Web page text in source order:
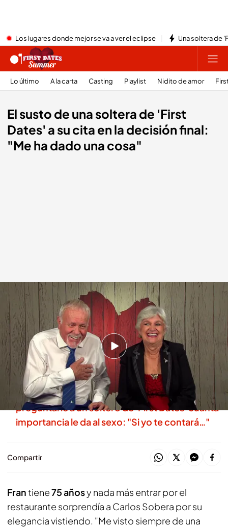
Los lugares donde mejor se va a ver el eclipse Una soltera de
Lo último A la carta Casting Playlist Nidito de amor
El susto de una soltera de 'First
Dates' a su cita en la decisión final:
"Me ha dado una cosa"
Una soltera deja sin aliento a su cita en la decisión final . cuatro.com
First Dates
17 DIC 2025 - 22:55h.
Descubre al completo la cita de Fran y Fina en
'First Dates'
El momentazo de Carlos Sobera tras
preguntarle a un soltero de 'First Dates' cuánta
importancia le da al sexo: "Si yo te contará…"
Compartir
Frantiene75 añosy nada más entrar por el
restaurante sorprendía a Carlos Sobera por su
elegancia vistiendo. "Me visto siempre de una